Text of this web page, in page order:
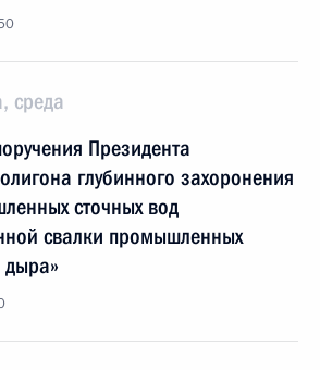
среда
Президента
глубинного захоронения
сточных вод
свалки промышленных
дыра»